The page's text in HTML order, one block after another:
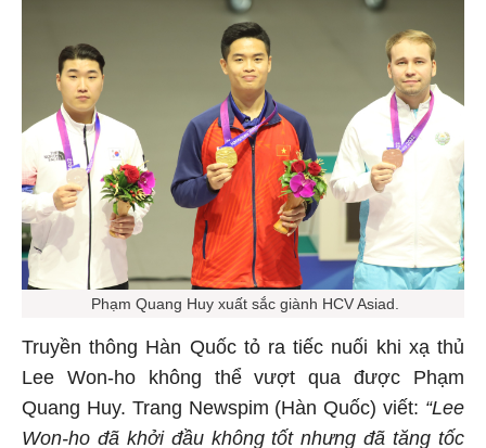
Phạm Quang Huy xuất sắc giành HCV Asiad.
Truyền thông Hàn Quốc tỏ ra tiếc nuối khi xạ thủ
Lee Won-ho không thể vượt qua được Phạm
Quang Huy. Trang Newspim (Hàn Quốc) viết: “Lee
Won-ho đã khởi đầu không tốt nhưng đã tăng tốc